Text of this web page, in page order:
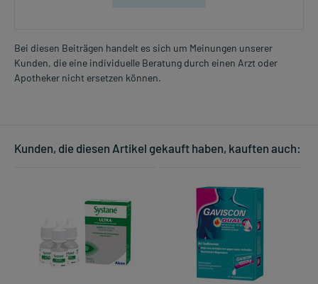
Bei diesen Beiträgen handelt es sich um Meinungen unserer
Kunden, die eine individuelle Beratung durch einen Arzt oder
Apotheker nicht ersetzen können.
Kunden, die diesen Artikel gekauft haben, kauften auch: